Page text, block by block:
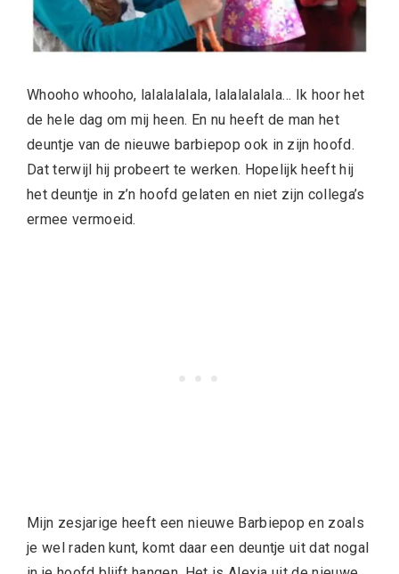
Whooho whooho, lalalalalala, lalalalalala… Ik hoor het
de hele dag om mij heen. En nu heeft de man het
deuntje van de nieuwe barbiepop ook in zijn hoofd.
Dat terwijl hij probeert te werken. Hopelijk heeft hij
het deuntje in z’n hoofd gelaten en niet zijn collega’s
ermee vermoeid.
Mijn zesjarige heeft een nieuwe Barbiepop en zoals
je wel raden kunt, komt daar een deuntje uit dat nogal